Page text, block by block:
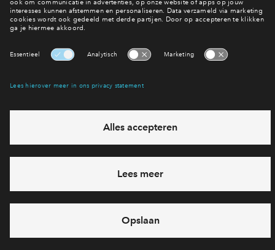
Interesse? Meld je dan snel aan
eventuele projecten
Ja, ik wil mij aanmelden
Heb je een vraag en wil je direct antwoord? Bel ons op
6 dagen per week beschikbaar (behalve tijdens
bereikbaar